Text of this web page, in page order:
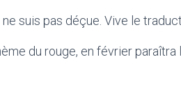
suis pas déçue. Vive le
du rouge, en février